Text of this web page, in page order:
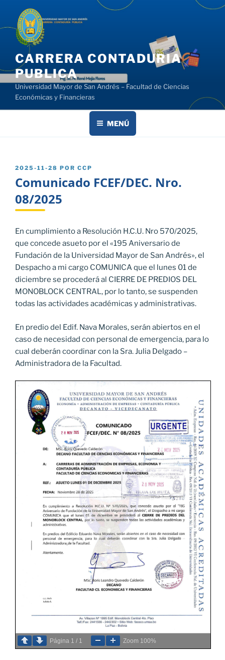
contenido
CARRERA CONTADURIA
PUBLICA
Universidad Mayor de San Andrés – Facultad de Ciencias
Económicas y Financieras
MENÚ
PUBLICADO
2025-11-28 POR CCP
Comunicado FCEF/DEC. Nro.
08/2025
En cumplimiento a Resolución H.C.U. Nro 570/2025,
que concede asueto por el «195 Aniversario de
Fundación de la Universidad Mayor de San Andrés», el
Despacho a mi cargo COMUNICA que el lunes 01 de
diciembre se procederá al CIERRE DE PREDIOS DEL
MONOBLOCK CENTRAL, por lo tanto, se suspenden
todas las actividades académicas y administrativas.
En predio del Edif. Nava Morales, serán abiertos en el
caso de necesidad con personal de emergencia, para lo
cual deberán coordinar con la Sra. Julia Delgado –
Administradora de la Facultad.
Página 1 / 1 Zoom 100%